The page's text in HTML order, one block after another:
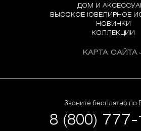
ДОМ И
ВЫСОКОЕ ЮВЕЛИРНОЕ
НОВИНКИ
КОЛЛЕКЦИИ
КАРТА САЙТА
Звоните бесплатно по
8 (800) 777-